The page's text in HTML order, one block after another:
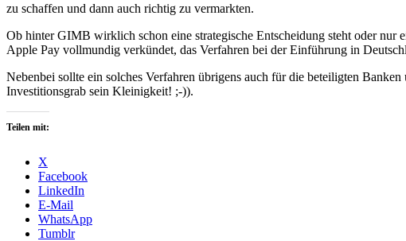
zu schaffen und dann auch richtig zu vermarkten.
Ob hinter GIMB wirklich schon eine strategische Entscheidung steht oder nur
Apple Pay vollmundig verkündet, das Verfahren bei der Einführung in
Nebenbei sollte ein solches Verfahren übrigens auch für die beteiligten
Investitionsgrab sein Kleinigkeit! ;-)).
Teilen mit:
X
Facebook
LinkedIn
E-Mail
WhatsApp
Tumblr